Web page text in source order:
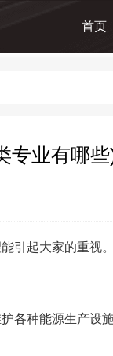
首页
专业有哪些
引起大家的重视。
各种能源生产设